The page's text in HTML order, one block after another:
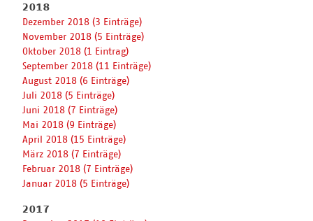
2018
Dezember 2018 (3 Einträge)
November 2018 (5 Einträge)
Oktober 2018 (1 Eintrag)
September 2018 (11 Einträge)
August 2018 (6 Einträge)
Juli 2018 (5 Einträge)
Juni 2018 (7 Einträge)
Mai 2018 (9 Einträge)
April 2018 (15 Einträge)
März 2018 (7 Einträge)
Februar 2018 (7 Einträge)
Januar 2018 (5 Einträge)
2017